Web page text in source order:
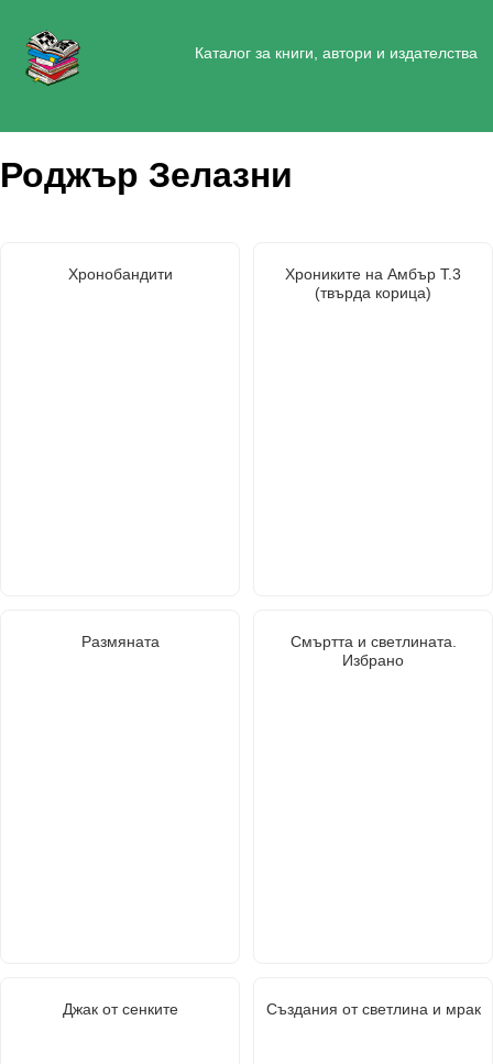
Каталог за книги, автори и издателства
Роджър Зелазни
Хронобандити
Хрониките на Амбър Т.3
(твърда корица)
Размяната
Смъртта и светлината.
Избрано
Джак от сенките Създания от светлина и мрак